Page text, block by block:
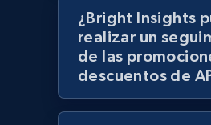
Zara - Products
Category id, Product id,
Currency, Colour code,
¿Bright Insights
realizar un
de las
descuentos de